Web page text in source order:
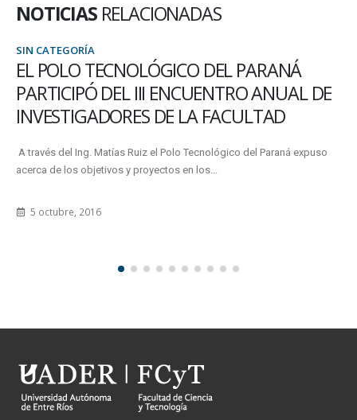
NOTICIAS RELACIONADAS
SIN CATEGORÍA
DOCENTES DE LA FCYT REALIZARON UN
INVENTARIO DE FAUNA EN LA RESERVA
NATURAL ESCUELA ALBERDI
Un equipo de investigadoras de la Facultad de Ciencia y Tecnología
trabajó durante un año y medio en un relevamiento...
25 agosto, 2023